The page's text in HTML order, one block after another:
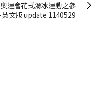
運會花式滑冰運動之參
文版 update 1140529